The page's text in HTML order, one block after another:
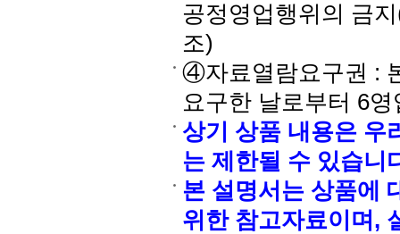
공정영업행위의 금
조)
④자료열람요구권 :
요구한 날로부터 6
상기 상품 내용은 우
는 제한될 수 있습니
본 설명서는 상품에
위한 참고자료이며,